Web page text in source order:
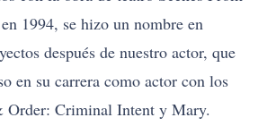
1994, se hizo un nombre en
después de nuestro actor, que
en su carrera como actor con los
Order: Criminal Intent y Mary.